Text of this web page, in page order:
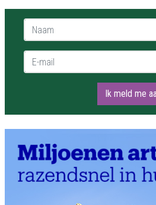
Naam *
E-mail *
Ik meld me